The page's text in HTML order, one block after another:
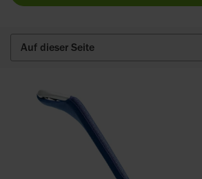
Auf dieser Seite